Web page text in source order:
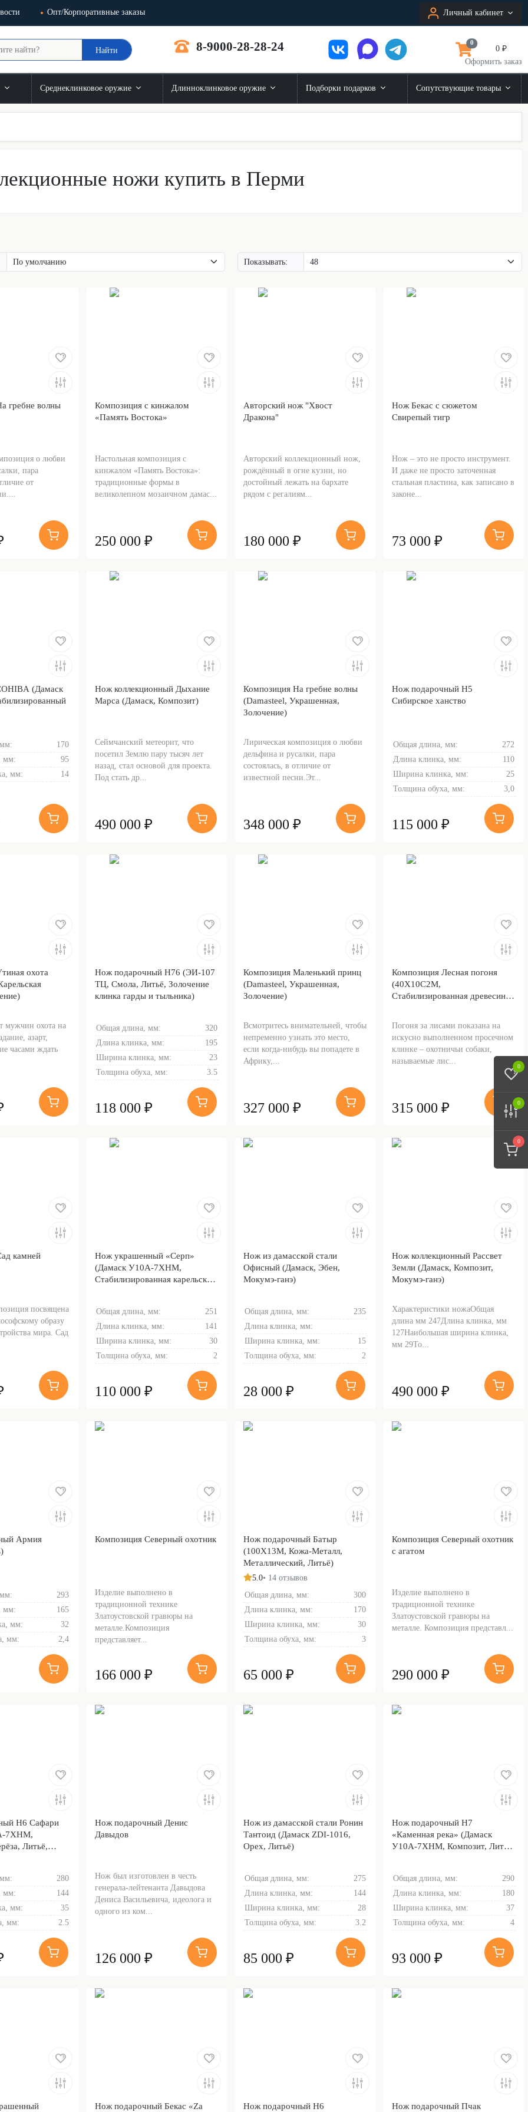
Опт/Корпоративные заказы Личный кабинет
Найти 8-9000-28-28-24 0
0 ₽
Оформить заказ
Среднеклинковое оружие Длинноклинковое оружие Подборки подарков Сопутствующие товары
0
0
0
ножи купить в Перми
Показывать:
гребне волны
о любви
пара
от
Композиция с кинжалом
«Память Востока»
Настольная композиция с
кинжалом «Память Востока»:
традиционные формы в
великолепном мозаичном дамас...
250 000 ₽
Авторский нож "Хвост
Дракона"
Авторский коллекционный нож,
рождённый в огне кузни, но
достойный лежать на бархате
рядом с регалиям...
180 000 ₽
Нож Бекас с сюжетом
Свирепый тигр
Нож – это не просто инструмент.
И даже не просто заточенная
стальная пластина, как записано в
законе...
73 000 ₽
(Дамаск
170
мм:
95
мм:
14
Нож коллекционный Дыхание
Марса (Дамаск, Композит)
Сеймчанский метеорит, что
посетил Землю пару тысяч лет
назад, стал основой для проекта.
Под стать др...
490 000 ₽
Композиция На гребне волны
(Damasteel, Украшенная,
Золочение)
Лирическая композиция о любви
дельфина и русалки, пара
состоялась, в отличие от
известной песни.Эт...
348 000 ₽
Нож подарочный Н5
Сибирское ханство
Общая длина, мм:
272
Длина клинка, мм:
110
Ширина клинка, мм:
25
Толщина обуха, мм:
3,0
115 000 ₽
охота
мужчин охота на
азарт,
часами ждать
Нож подарочный Н76 (ЭИ-107
ТЦ, Смола, Литьё, Золочение
клинка гарды и тыльника)
Общая длина, мм:
320
Длина клинка, мм:
195
Ширина клинка, мм:
23
Толщина обуха, мм:
3.5
118 000 ₽
Композиция Маленький принц
(Damasteel, Украшенная,
Золочение)
Всмотритесь внимательней, чтобы
непременно узнать это место,
если когда-нибудь вы попадете в
Африку,...
327 000 ₽
Композиция Лесная погоня
(40Х10С2М,
Стабилизированная древесина,
Погоня за лисами показана на
искусно выполненном просечном
клинке – охотничьи собаки,
называемые лис...
315 000 ₽
камней
посвящена
образу
мира. Сад
Нож украшенный «Серп»
(Дамаск У10А-7ХНМ,
Стабилизированная карельская
Общая длина, мм:
251
Длина клинка, мм:
141
Ширина клинка, мм:
30
Толщина обуха, мм:
2
110 000 ₽
Нож из дамасской стали
Офисный (Дамаск, Эбен,
Мокумэ-ганэ)
Общая длина, мм:
235
Длина клинка, мм:
Ширина клинка, мм:
15
Толщина обуха, мм:
2
28 000 ₽
Нож коллекционный Рассвет
Земли (Дамаск, Композит,
Мокумэ-ганэ)
Характеристики ножаОбщая
длина мм 247Длина клинка, мм
127Наибольшая ширина клинка,
мм 29То...
490 000 ₽
Армия
293
мм:
165
мм:
32
мм:
2,4
Композиция Северный охотник
Изделие выполнено в
традиционной технике
Златоустовской гравюры на
металле.Композиция
представляет...
166 000 ₽
Нож подарочный Батыр
(100Х13М, Кожа-Металл,
Металлический, Литьё)
5.0• 14 отзывов
Общая длина, мм:
300
Длина клинка, мм:
170
Ширина клинка, мм:
30
Толщина обуха, мм:
3
65 000 ₽
Композиция Северный охотник
с агатом
Изделие выполнено в
традиционной технике
Златоустовской гравюры на
металле. Композиция представл...
290 000 ₽
Н6 Сафари
7ХНМ,
Литьё,
280
мм:
144
мм:
35
мм:
2.5
Нож подарочный Денис
Давыдов
Нож был изготовлен в честь
генерала-лейтенанта Давыдова
Дениса Васильевича, идеолога и
одного из ком...
126 000 ₽
Нож из дамасской стали Ронин
Тантоид (Дамаск ZDI-1016,
Орех, Литьё)
Общая длина, мм:
275
Длина клинка, мм:
144
Ширина клинка, мм:
28
Толщина обуха, мм:
3.2
85 000 ₽
Нож подарочный Н7
«Каменная река» (Дамаск
У10А-7ХНМ, Композит, Литьё,
Общая длина, мм:
290
Длина клинка, мм:
180
Ширина клинка, мм:
37
Толщина обуха, мм:
4
93 000 ₽
Нож подарочный Бекас «Za Нож подарочный Н6 Нож подарочный Пчак